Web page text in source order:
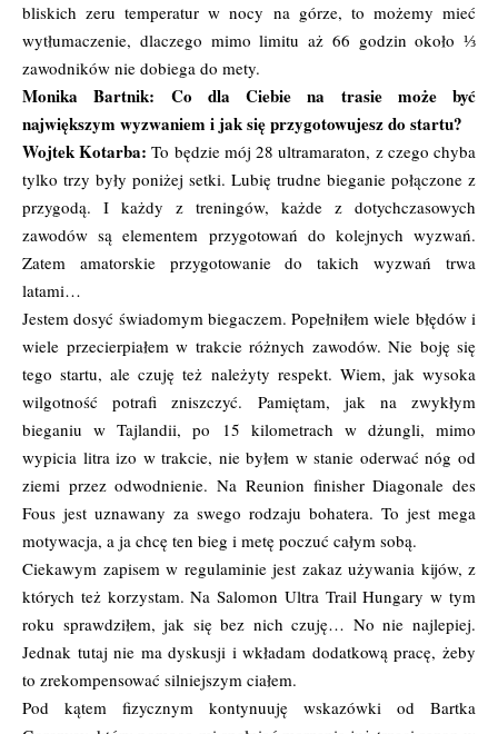
bliskich zeru temperatur w nocy na górze, to możemy mieć
wytłumaczenie, dlaczego mimo limitu aż 66 godzin około ⅓
zawodników nie dobiega do mety.
Monika Bartnik: Co dla Ciebie na trasie może być
największym wyzwaniem i jak się przygotowujesz do startu?
Wojtek Kotarba:To będzie mój 28 ultramaraton, z czego chyba
tylko trzy były poniżej setki. Lubię trudne bieganie połączone z
przygodą. I każdy z treningów, każde z dotychczasowych
zawodów są elementem przygotowań do kolejnych wyzwań.
Zatem amatorskie przygotowanie do takich wyzwań trwa
latami…
Jestem dosyć świadomym biegaczem. Popełniłem wiele błędów i
wiele przecierpiałem w trakcie różnych zawodów. Nie boję się
tego startu, ale czuję też należyty respekt. Wiem, jak wysoka
wilgotność potrafi zniszczyć. Pamiętam, jak na zwykłym
bieganiu w Tajlandii, po 15 kilometrach w dżungli, mimo
wypicia litra izo w trakcie, nie byłem w stanie oderwać nóg od
ziemi przez odwodnienie. Na Reunion finisher Diagonale des
Fous jest uznawany za swego rodzaju bohatera. To jest mega
motywacja, a ja chcę ten bieg i metę poczuć całym sobą.
Ciekawym zapisem w regulaminie jest zakaz używania kijów, z
których też korzystam. Na Salomon Ultra Trail Hungary w tym
roku sprawdziłem, jak się bez nich czuję… No nie najlepiej.
Jednak tutaj nie ma dyskusji i wkładam dodatkową pracę, żeby
to zrekompensować silniejszym ciałem.
Pod kątem fizycznym kontynuuję wskazówki od Bartka